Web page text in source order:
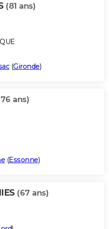
(81 ans)
(Gironde)
ans)
(Essonne)
(67 ans)